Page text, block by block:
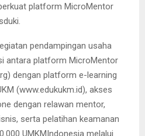
platform MicroMentor
pendampingan usaha
antara platform MicroMentor
dengan platform e-learning
(www.edukukm.id), akses
dengan relawan mentor,
serta pelatihan keamanan
UMKMIndonesia melalui